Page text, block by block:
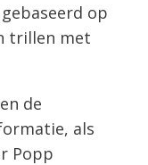
op
trillen met
de
als
Popp